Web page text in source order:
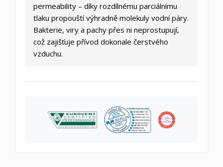
permeability – díky rozdílnému parciálnímu
tlaku propouští výhradně molekuly vodní páry.
Bakterie, viry a pachy přes ni neprostupují,
což zajišťuje přívod dokonale čerstvého
vzduchu.